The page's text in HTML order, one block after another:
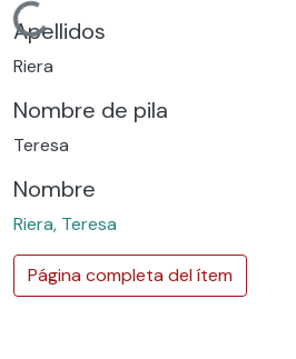
Cargando...
Apellidos
Riera
Nombre de pila
Teresa
Nombre
Riera, Teresa
Página completa del ítem